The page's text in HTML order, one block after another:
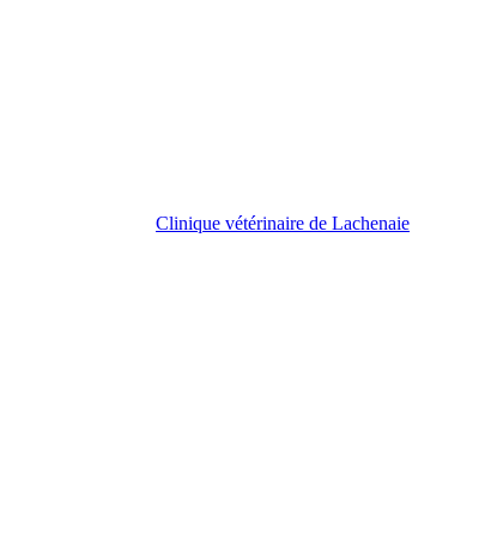
Clinique vétérinaire de Lachenaie